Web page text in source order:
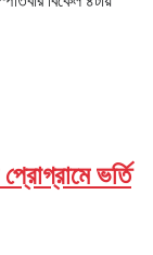
ভর্তি